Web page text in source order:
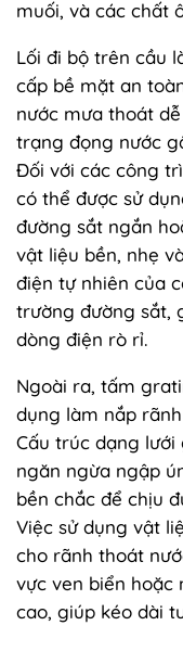
muối, và các chất
Lối đi bộ trên cầu
cấp bề mặt an
nước mưa thoát
trạng đọng nước
Đối với các công
có thể được sử
đường sắt ngắn
vật liệu bền, nhẹ
điện tự nhiên của
trường đường sắt,
dòng điện rò rỉ.
Ngoài ra, tấm
dụng làm nắp
Cấu trúc dạng lưới
ngăn ngừa ngập
bền chắc để chịu
Việc sử dụng vật
cho rãnh thoát
vực ven biển hoặc
cao, giúp kéo dài